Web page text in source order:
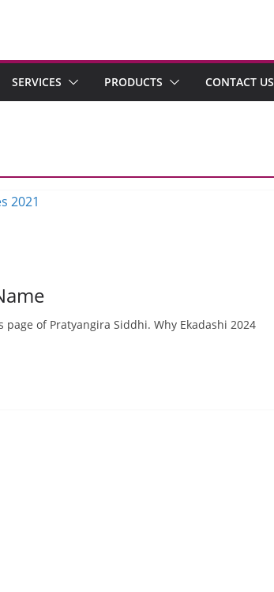
SERVICES PRODUCTS CONTACT US
of Pratyangira Siddhi. Why Ekadashi 2024